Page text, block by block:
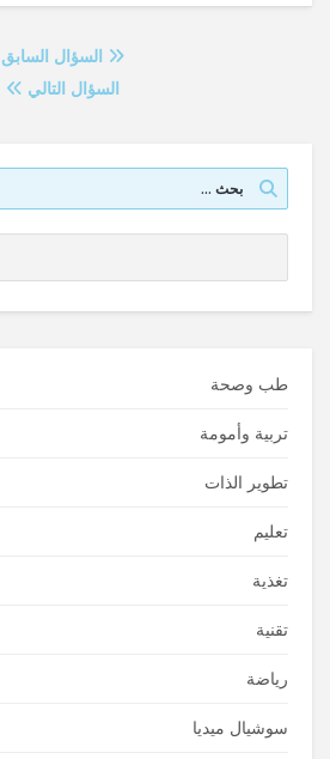
السؤال السابق
السؤال التالي
طب وصحة
تربية وأمومة
تطوير الذات
تعليم
تغذية
تقنية
رياضة
سوشيال ميديا